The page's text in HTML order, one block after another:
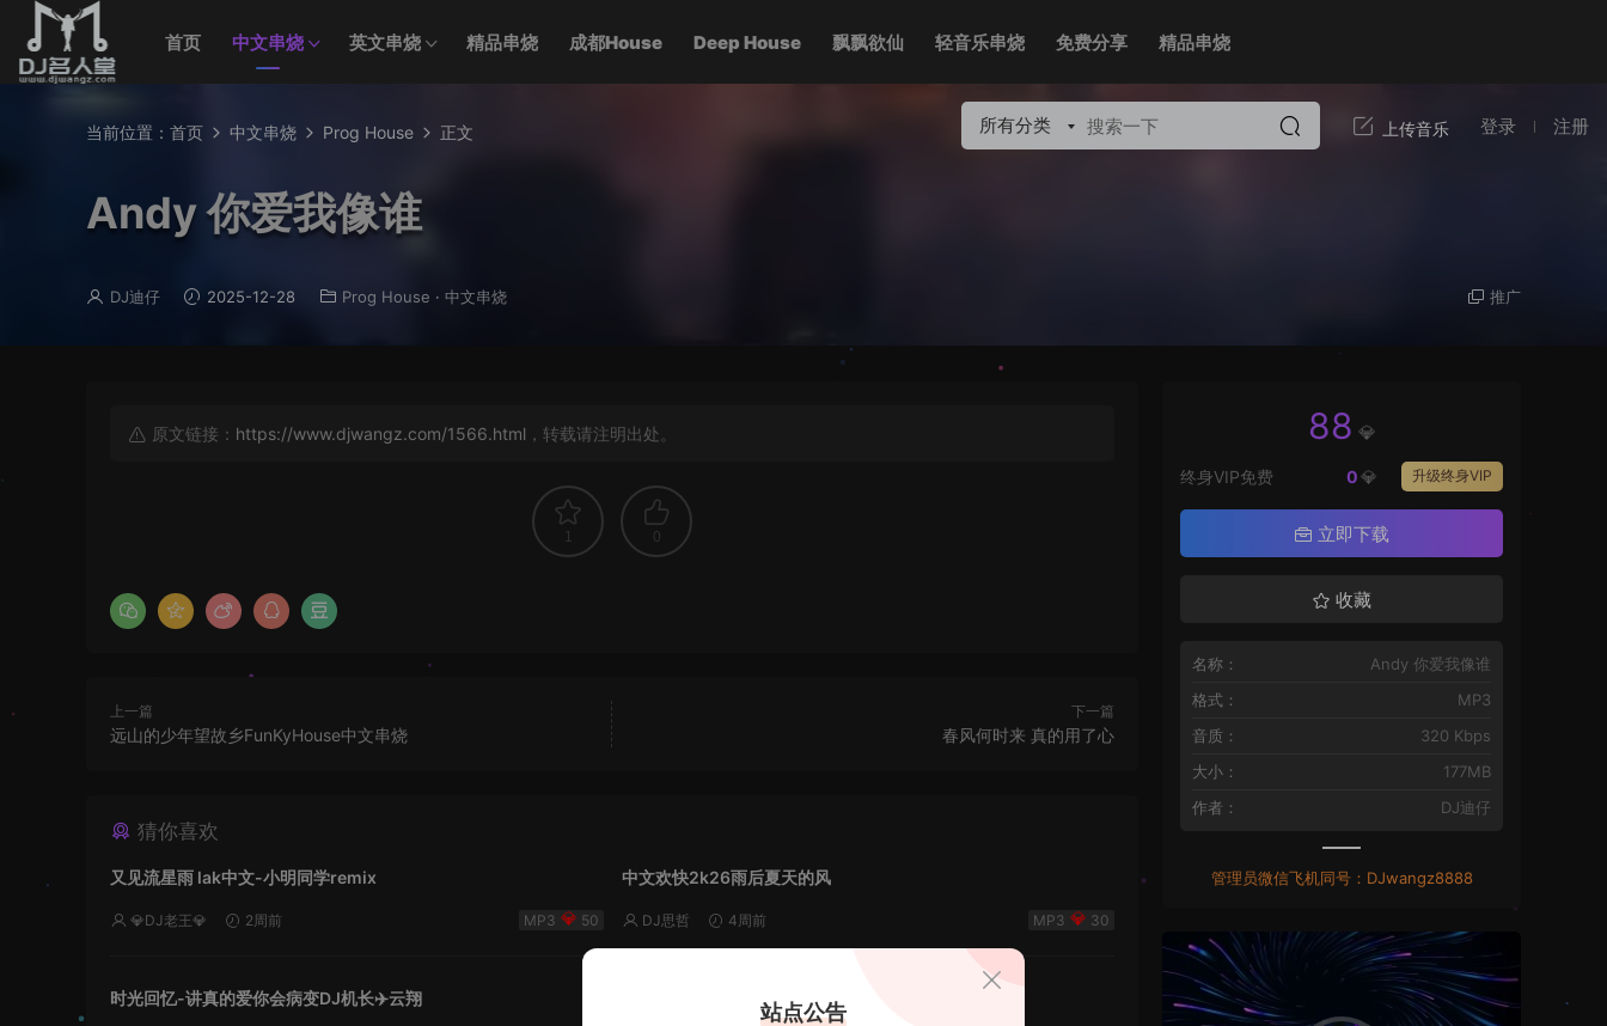
首页 中文串烧 英文串烧 精品串烧 成都House Deep House 飘飘欲仙 轻音乐串烧 免费分享 精品串烧
所有分类 登录 注册
当前位置： 首页 中文串烧 Prog House 正文
Andy 你爱我像谁
DJ迪仔 2025-12-28 Prog House · 中文串烧 推广
原文链接： https://www.djwangz.com/1566.html ，转载请注明出处。
1 0
上一篇
远山的少年望故乡FunKyHouse中文串烧
下一篇
春风何时来 真的用了心
猜你喜欢
又见流星雨 lak中文-小明同学remix
💎DJ老王💎 2周前 50
中文欢快2k26雨后夏天的风
DJ思哲 4周前 30
时光回忆-讲真的爱你会病变DJ机长✈️云翔 2526FKPH谁背着风流泪 - DJ机长✈️云翔🌈
88 💎
终身VIP免费 升级终身VIP
0💎
立即下载
收藏
名称：
Andy 你爱我像谁
格式：
MP3
音质：
320 Kbps
大小：
177MB
作者：
DJ迪仔
管理员微信飞机同号：DJwangz8888
站点公告